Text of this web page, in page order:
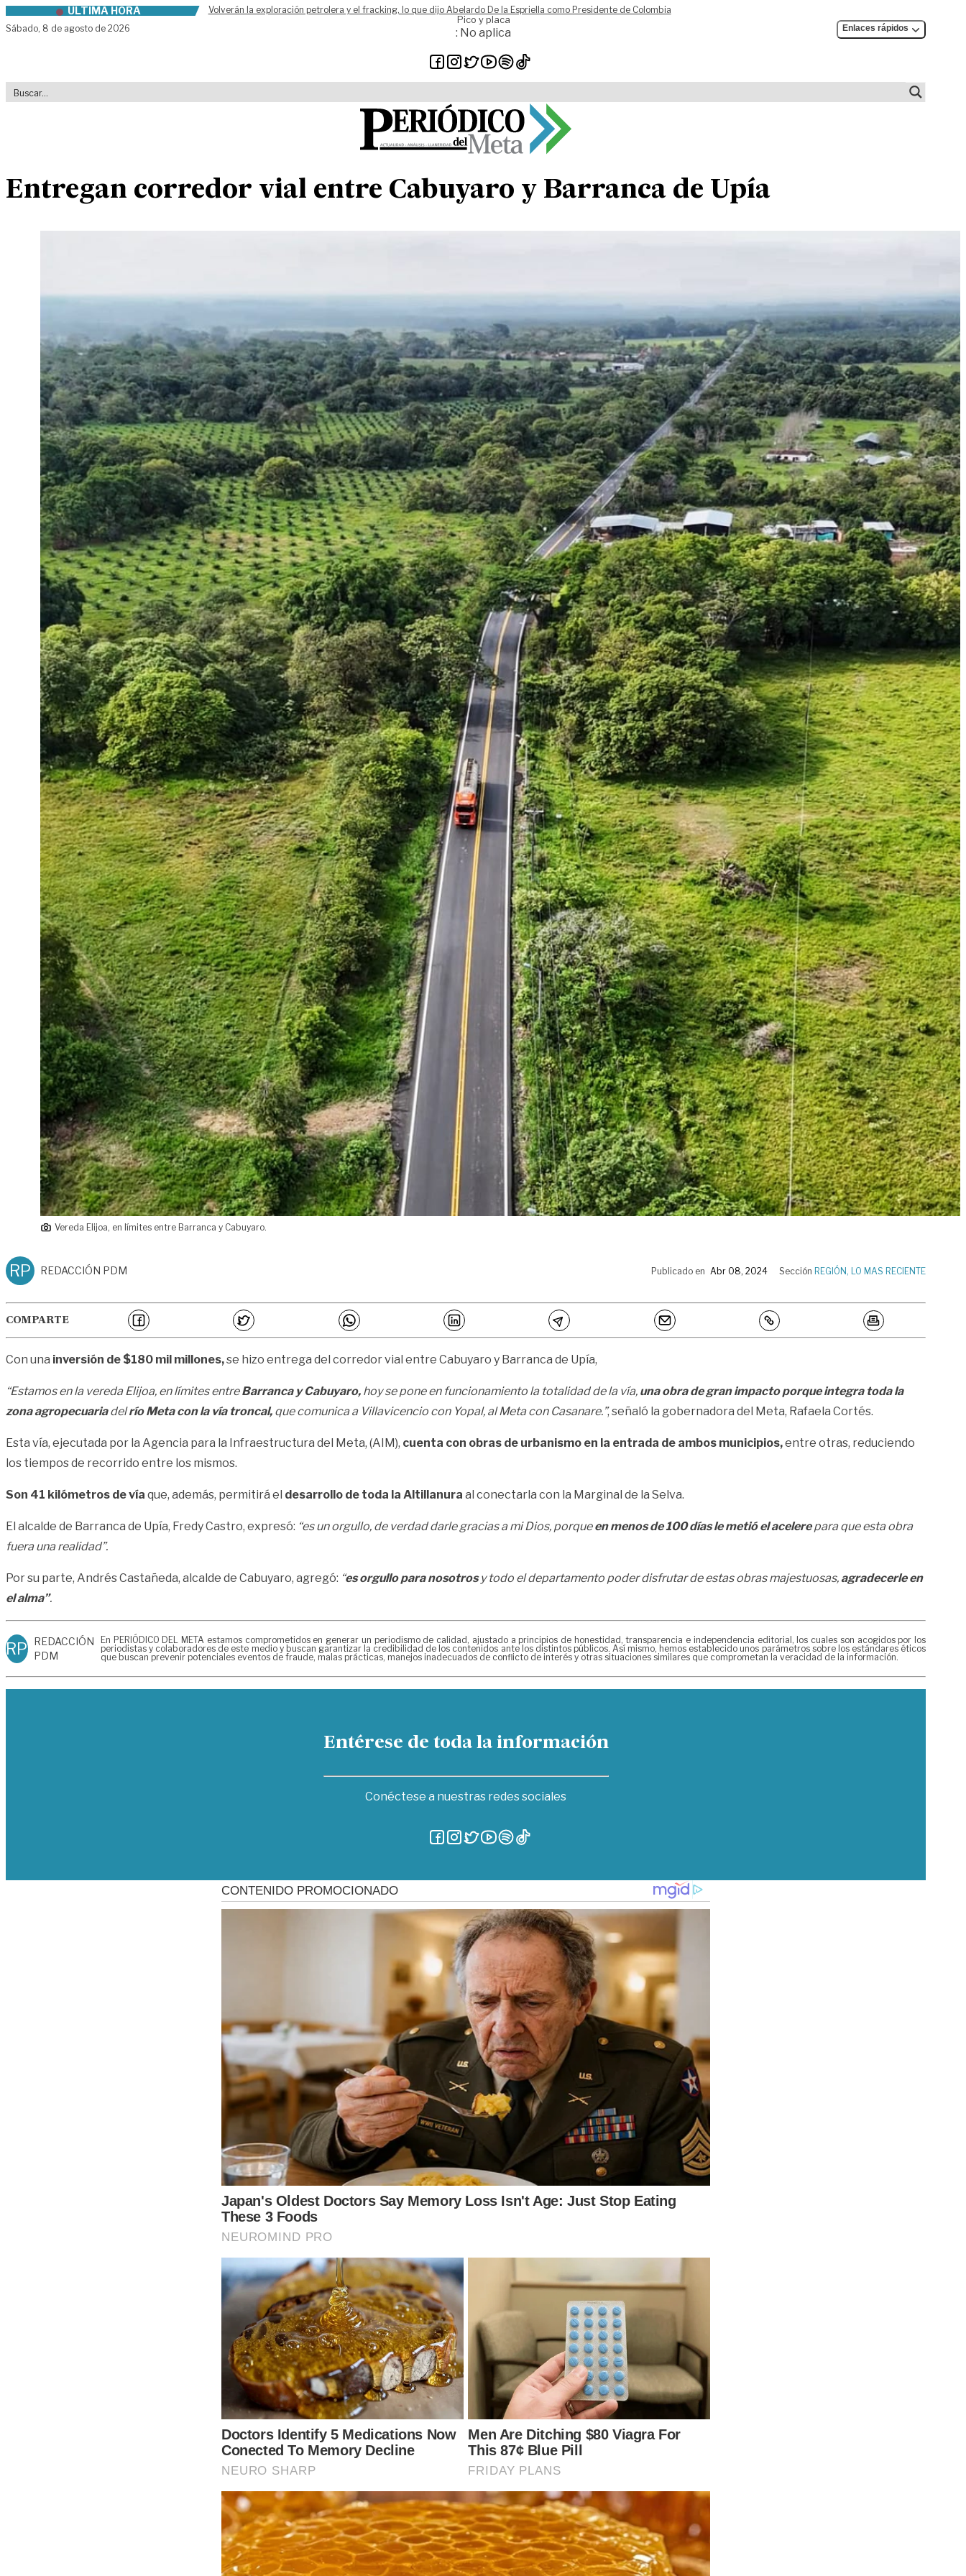
Skip to contentÚLTIMA HORA
Volverán la exploración petrolera y el fracking, lo que dijo Abelardo De la Espriella como Presidente de Colombia
Sábado, 8 de agosto de 2026
Pico y placa
: No aplica Enlaces rápidos
Entregan corredor vial entre Cabuyaro y Barranca de Upía
Vereda Elijoa, en límites entre Barranca y Cabuyaro.
RP REDACCIÓN PDM Publicado en Abr 08, 2024 Sección REGIÓN , LO MAS RECIENTE
COMPARTE
Con una inversión de $180 mil millones,se hizo entrega del corredor vial entre Cabuyaro y Barranca de Upía,
“Estamos en la veredaElijoa, en límites entreBarranca y Cabuyaro, hoy se pone en funcionamiento la totalidad de la vía, una obra de gran impacto porque integra toda la
zona agropecuariadelrío Meta con la vía troncal, que comunica a Villavicencio con Yopal, al Meta con Casanare.”, señaló la gobernadora del Meta, Rafaela Cortés.
Esta vía, ejecutada por la Agencia para la Infraestructura del Meta, (AIM), cuenta con obras de urbanismo en la entrada de ambos municipios,entre otras, reduciendo
los tiempos de recorrido entre los mismos.
Son 41 kilómetros de vía que, además, permitirá el desarrollo de toda la Altillanura al conectarla con la Marginal de la Selva.
El alcalde de Barranca de Upía, Fredy Castro, expresó: “es un orgullo, de verdad darle gracias a mi Dios, porqueen menos de 100 días le metió el acelerepara que esta obra
fuera una realidad”.
Por su parte, Andrés Castañeda, alcalde de Cabuyaro, agregó: “es orgullo para nosotrosy todo el departamento poder disfrutar de estas obras majestuosas,agradecerle en
el alma”.
RP
REDACCIÓN
PDM
En PERIÓDICO DEL META estamos comprometidos en generar un periodismo de calidad, ajustado a principios de honestidad, transparencia e independencia editorial, los cuales son acogidos por los
periodistas y colaboradores de este medio y buscan garantizar la credibilidad de los contenidos ante los distintos públicos. Así mismo, hemos establecido unos parámetros sobre los estándares éticos
que buscan prevenir potenciales eventos de fraude, malas prácticas, manejos inadecuados de conflicto de interés y otras situaciones similares que comprometan la veracidad de la información.
Entérese de toda la información
Conéctese a nuestras redes sociales